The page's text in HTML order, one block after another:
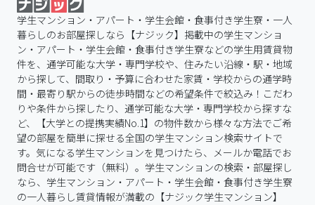
学生マンション・アパート・学生会館・食事付き学生寮・一人
暮らしのお部屋探しなら【ナジック】掲載中の学生マンショ
ン・アパート・学生会館・食事付き学生寮などの学生用賃貸物
件を、通学可能な大学・専門学校や、住みたい沿線・駅・地域
から探して、間取り・予算に合わせた家賃・学校からの通学時
間・最寄り駅からの徒歩時間などの希望条件で絞込み！こだわ
りや条件から探したり、通学可能な大学・専門学校から探すな
ど、【大学との提携実績No.1】の物件数から様々な方法でご希
望の部屋を簡単に探せる全国の学生マンション検索サイトで
す。気になる学生マンションを見つけたら、メールか電話でお
問合せが可能です（無料）。学生マンションの検索・部屋探し
なら、学生マンション・アパート・学生会館・食事付き学生寮
の一人暮らし賃貸情報が満載の【ナジック学生マンション】